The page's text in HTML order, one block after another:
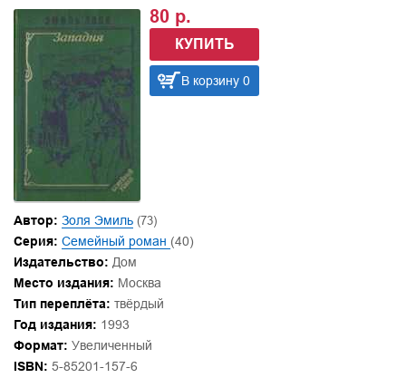
80 р.
КУПИТЬ
В корзину 0
Автор: Золя Эмиль (73)
Серия: Семейный роман (40)
Издательство: Дом
Место издания: Москва
Тип переплёта: твёрдый
Год издания: 1993
Формат: Увеличенный
ISBN: 5-85201-157-6